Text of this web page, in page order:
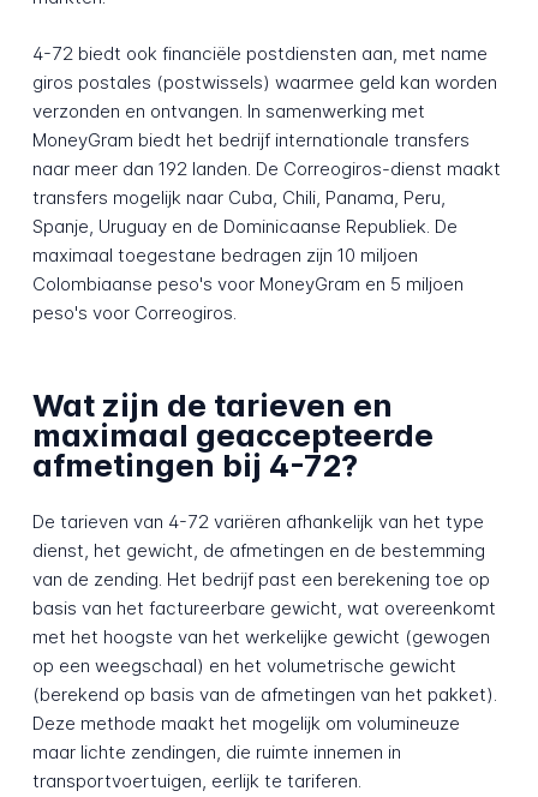
4-72 biedt ook financiële postdiensten aan, met name
giros postales (postwissels) waarmee geld kan worden
verzonden en ontvangen. In samenwerking met
MoneyGram biedt het bedrijf internationale transfers
naar meer dan 192 landen. De Correogiros-dienst maakt
transfers mogelijk naar Cuba, Chili, Panama, Peru,
Spanje, Uruguay en de Dominicaanse Republiek. De
maximaal toegestane bedragen zijn 10 miljoen
Colombiaanse peso's voor MoneyGram en 5 miljoen
peso's voor Correogiros.
Wat zijn de tarieven en
maximaal geaccepteerde
afmetingen bij 4-72?
De tarieven van 4-72 variëren afhankelijk van het type
dienst, het gewicht, de afmetingen en de bestemming
van de zending. Het bedrijf past een berekening toe op
basis van het factureerbare gewicht, wat overeenkomt
met het hoogste van het werkelijke gewicht (gewogen
op een weegschaal) en het volumetrische gewicht
(berekend op basis van de afmetingen van het pakket).
Deze methode maakt het mogelijk om volumineuze
maar lichte zendingen, die ruimte innemen in
transportvoertuigen, eerlijk te tariferen.